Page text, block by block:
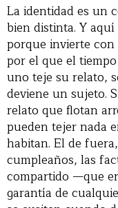
La identidad es un
bien distinta. Y
porque invierte
por el que el
uno teje su relato,
deviene un sujeto.
relato que flotan
pueden tejer nada
habitan. El de
cumpleaños, las
compartido —que
garantía de